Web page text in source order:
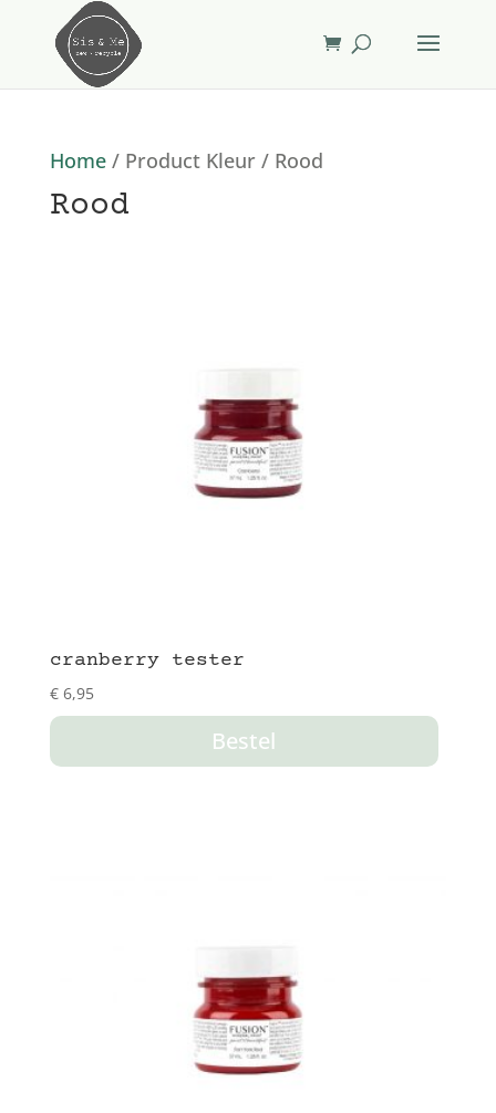
Home/ Product Kleur / Rood
Rood
cranberry tester
€6,95
Bestel